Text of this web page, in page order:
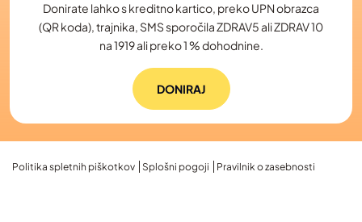
Donirate lahko s kreditno kartico, preko UPN obrazca
(QR koda), trajnika, SMS sporočila ZDRAV5 ali ZDRAV 10
na 1919 ali preko 1 % dohodnine.
DONIRAJ
Politika spletnih piškotkov Splošni pogoji
Pravilnik o zasebnosti